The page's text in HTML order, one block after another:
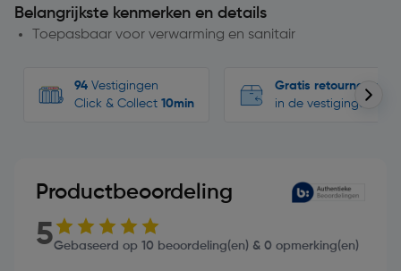
Belangrijkste kenmerken en details
Toepasbaar voor verwarming en sanitair
94 Vestigingen
Click & Collect 10min
Gratis retourneren
in de vestigingen
Productbeoordeling
5Gebaseerd op 10 beoordeling(en) & 0 opmerking(en)